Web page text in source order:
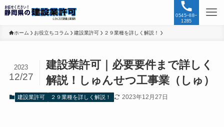
0545−88−
1285
ホーム お役立ちコラム 建設業許可 ２９業種を詳しく解説！
建設業許可｜必要要件まで詳しく
解説！しゅんせつ工事業（しゅ）
2023
12/27
建設業許可 ２９業種を詳しく解説！ 2023年12月27日